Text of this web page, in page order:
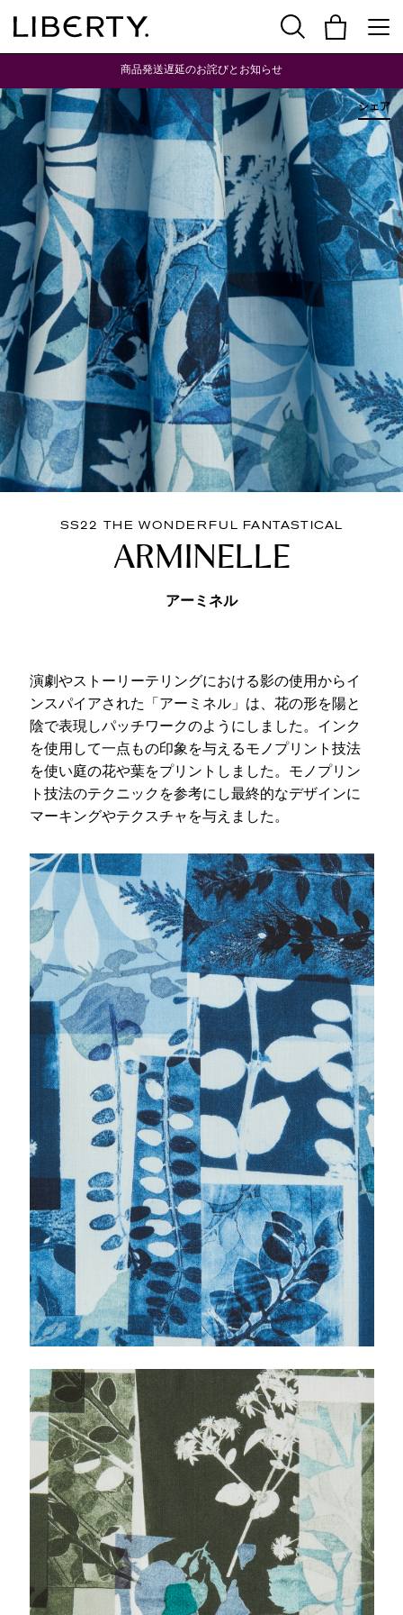
商品発送遅延のお詫びとお知らせ
シェア
SS22 THE WONDERFUL FANTASTICAL
ARMINELLE
アーミネル
演劇やストーリーテリングにおける影の使用からイ
ンスパイアされた「アーミネル」は、花の形を陽と
陰で表現しパッチワークのようにしました。インク
を使用して一点もの印象を与えるモノプリント技法
を使い庭の花や葉をプリントしました。モノプリン
ト技法のテクニックを参考にし最終的なデザインに
マーキングやテクスチャを与えました。